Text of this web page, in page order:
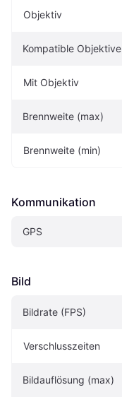
Objektiv
Kompatible Objektive
Mit Objektiv
Brennweite (max)
Brennweite (min)
Kommunikation
GPS
Bild
Bildrate (FPS)
Verschlusszeiten
Bildauflösung (max)